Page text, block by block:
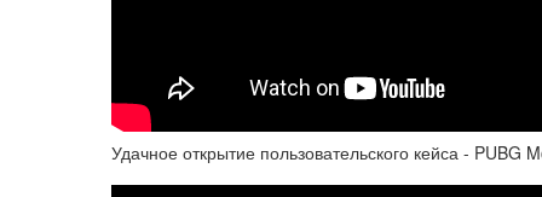
Удачное открытие пользовательского кейса - PUBG